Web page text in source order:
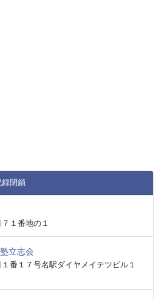
閉鎖
１番地の１
立志会
番１７号名駅ダイヤメイテツビル１